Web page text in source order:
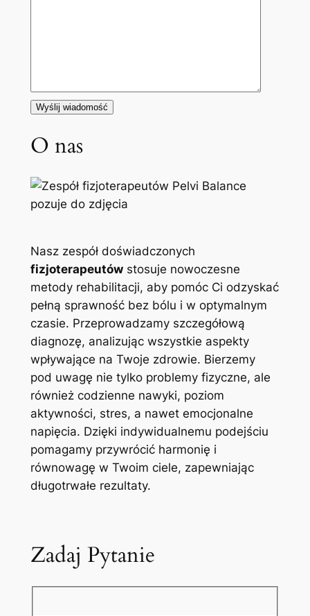
O nas
Nasz zespół doświadczonych
fizjoterapeutówstosuje nowoczesne
metody rehabilitacji, aby pomóc Ci odzyskać
pełną sprawność bez bólu i w optymalnym
czasie. Przeprowadzamy szczegółową
diagnozę, analizując wszystkie aspekty
wpływające na Twoje zdrowie. Bierzemy
pod uwagę nie tylko problemy fizyczne, ale
również codzienne nawyki, poziom
aktywności, stres, a nawet emocjonalne
napięcia. Dzięki indywidualnemu podejściu
pomagamy przywrócić harmonię i
równowagę w Twoim ciele, zapewniając
długotrwałe rezultaty.
Zadaj Pytanie